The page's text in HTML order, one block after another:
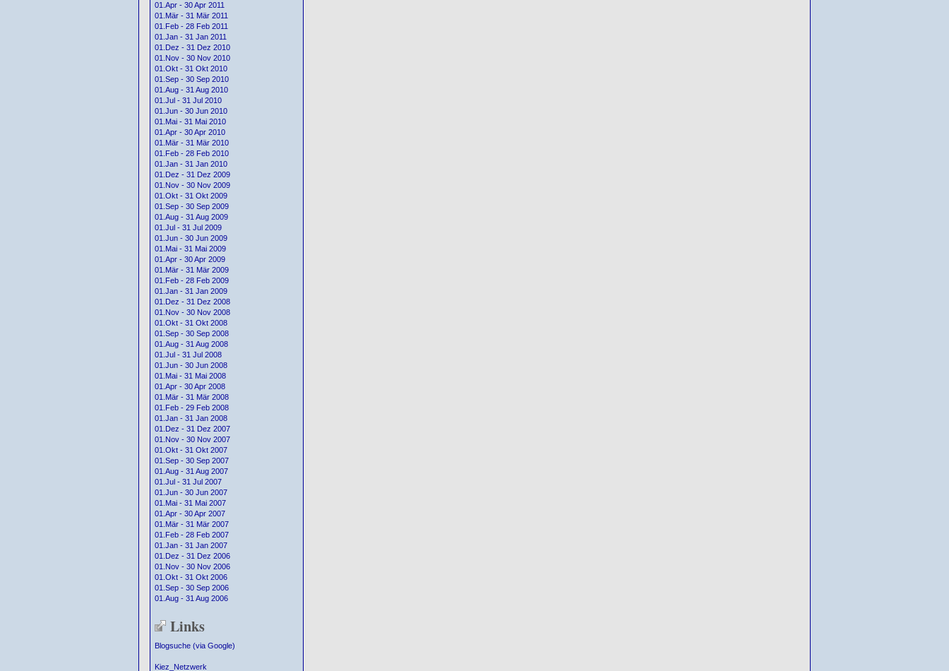
01.Apr - 30 Apr 2011
01.Mär - 31 Mär 2011
01.Feb - 28 Feb 2011
01.Jan - 31 Jan 2011
01.Dez - 31 Dez 2010
01.Nov - 30 Nov 2010
01.Okt - 31 Okt 2010
01.Sep - 30 Sep 2010
01.Aug - 31 Aug 2010
01.Jul - 31 Jul 2010
01.Jun - 30 Jun 2010
01.Mai - 31 Mai 2010
01.Apr - 30 Apr 2010
01.Mär - 31 Mär 2010
01.Feb - 28 Feb 2010
01.Jan - 31 Jan 2010
01.Dez - 31 Dez 2009
01.Nov - 30 Nov 2009
01.Okt - 31 Okt 2009
01.Sep - 30 Sep 2009
01.Aug - 31 Aug 2009
01.Jul - 31 Jul 2009
01.Jun - 30 Jun 2009
01.Mai - 31 Mai 2009
01.Apr - 30 Apr 2009
01.Mär - 31 Mär 2009
01.Feb - 28 Feb 2009
01.Jan - 31 Jan 2009
01.Dez - 31 Dez 2008
01.Nov - 30 Nov 2008
01.Okt - 31 Okt 2008
01.Sep - 30 Sep 2008
01.Aug - 31 Aug 2008
01.Jul - 31 Jul 2008
01.Jun - 30 Jun 2008
01.Mai - 31 Mai 2008
01.Apr - 30 Apr 2008
01.Mär - 31 Mär 2008
01.Feb - 29 Feb 2008
01.Jan - 31 Jan 2008
01.Dez - 31 Dez 2007
01.Nov - 30 Nov 2007
01.Okt - 31 Okt 2007
01.Sep - 30 Sep 2007
01.Aug - 31 Aug 2007
01.Jul - 31 Jul 2007
01.Jun - 30 Jun 2007
01.Mai - 31 Mai 2007
01.Apr - 30 Apr 2007
01.Mär - 31 Mär 2007
01.Feb - 28 Feb 2007
01.Jan - 31 Jan 2007
01.Dez - 31 Dez 2006
01.Nov - 30 Nov 2006
01.Okt - 31 Okt 2006
01.Sep - 30 Sep 2006
01.Aug - 31 Aug 2006
Links
Blogsuche (via Google)
Kiez_Netzwerk